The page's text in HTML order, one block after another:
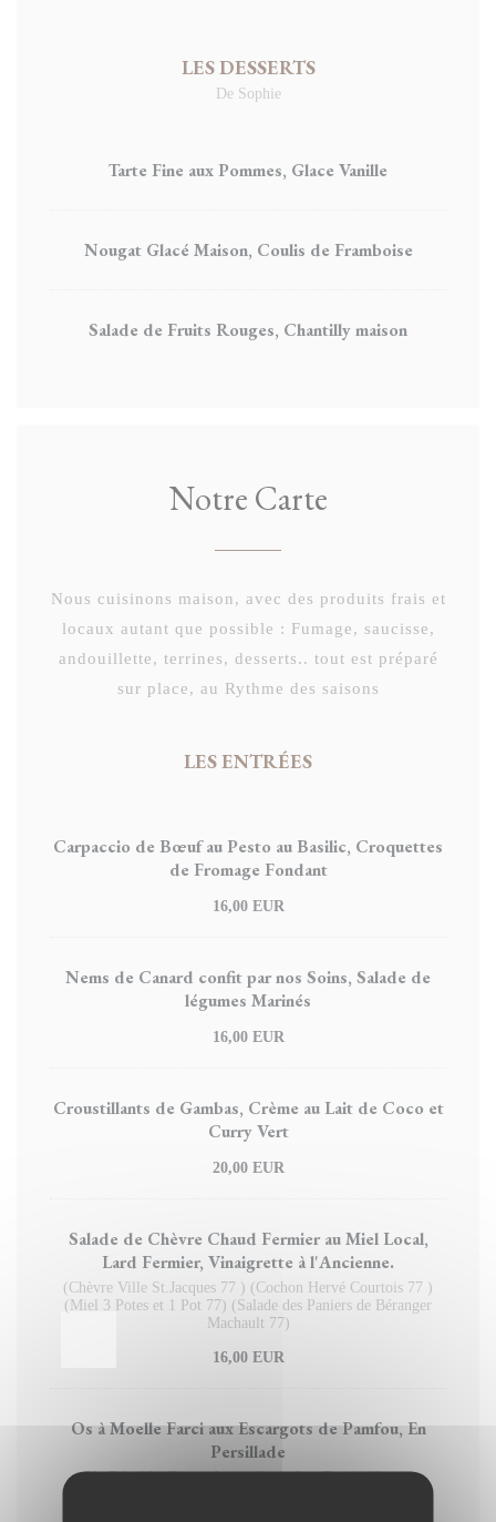
LES DESSERTS
De Sophie
Tarte Fine aux Pommes, Glace Vanille
Nougat Glacé Maison, Coulis de Framboise
Salade de Fruits Rouges, Chantilly maison
Notre Carte
Nous cuisinons maison, avec des produits frais et
locaux autant que possible : Fumage, saucisse,
andouillette, terrines, desserts.. tout est préparé
sur place, au Rythme des saisons
LES ENTRÉES
Carpaccio de Bœuf au Pesto au Basilic, Croquettes
de Fromage Fondant
16,00 EUR
Nems de Canard confit par nos Soins, Salade de
légumes Marinés
16,00 EUR
Croustillants de Gambas, Crème au Lait de Coco et
Curry Vert
20,00 EUR
Salade de Chèvre Chaud Fermier au Miel Local,
Lard Fermier, Vinaigrette à l'Ancienne.
(Chèvre Ville St.Jacques 77 ) (Cochon Hervé Courtois 77 )
(Miel 3 Potes et 1 Pot 77) (Salade des Paniers de Béranger
Machault 77)
16,00 EUR
Os à Moelle Farci aux Escargots de Pamfou, En
Persillade
Un Régal ! ( Ferme Janic) Gratiné au Four , 10 min